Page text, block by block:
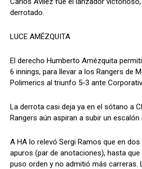
derrotado.
LUCE AMÉZQUITA
El derecho Humberto Amézquita
6 innings, para llevar a los Rangers de
Polimerics al triunfo 5-3 ante
La derrota casi deja ya en el sótano a
Rangers aún aspiran a subir un escalón
A HA lo relevó Sergi Ramos que en
apuros (par de anotaciones), hasta que
puso orden y no admitió más carreras.